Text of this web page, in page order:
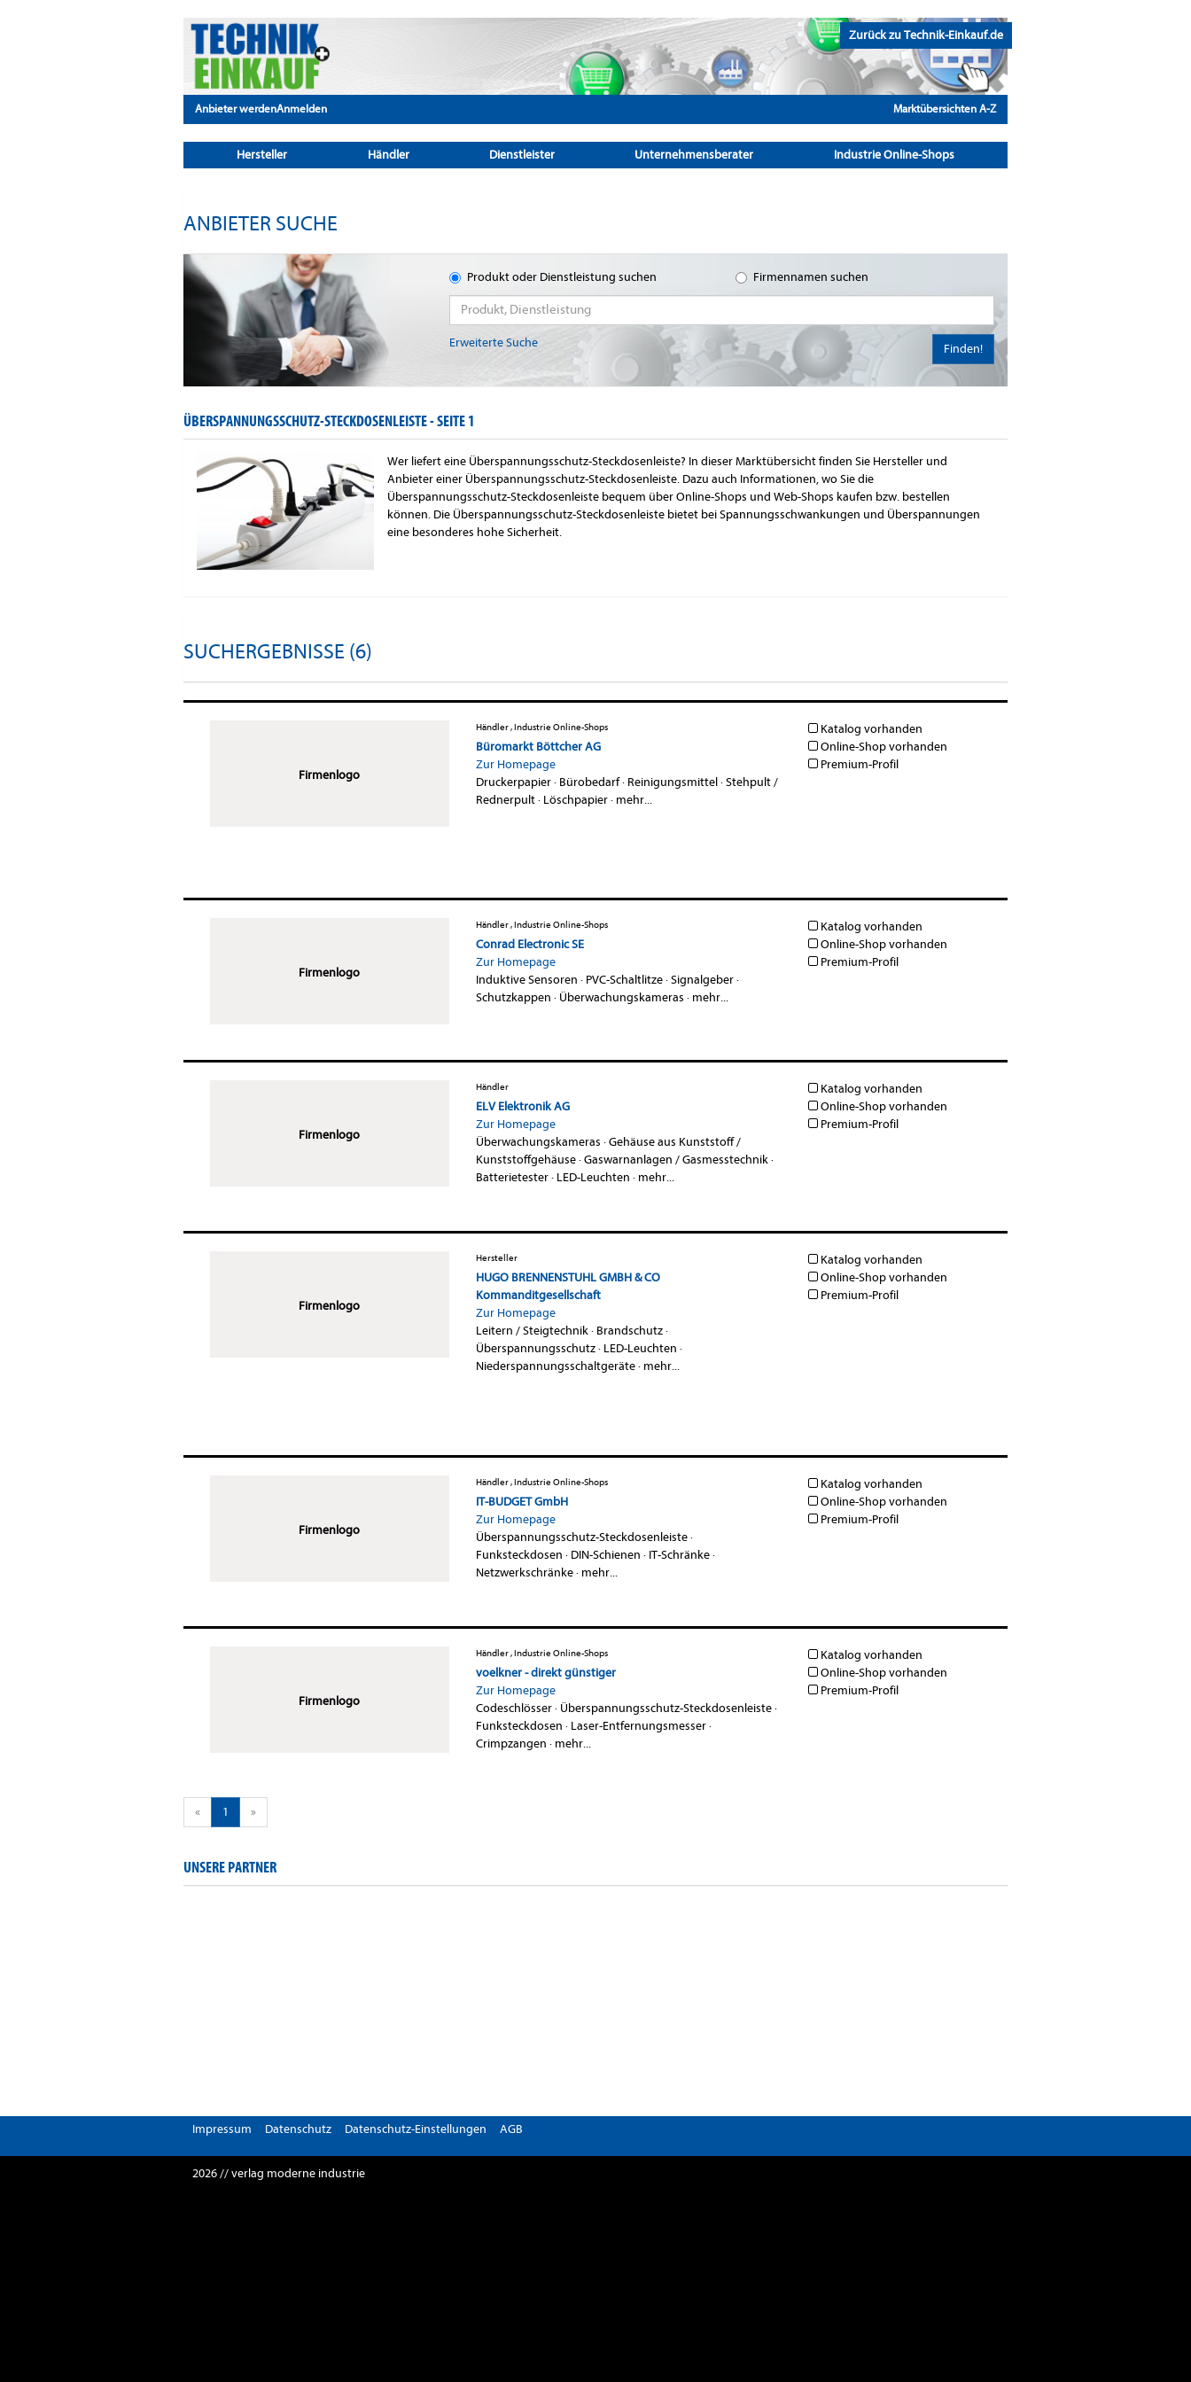
Zurück zu Technik-Einkauf.de
Anbieter werdenAnmelden Marktübersichten A-Z
Hersteller Händler Dienstleister Unternehmensberater Industrie Online-Shops
ANBIETER SUCHE
Produkt oder Dienstleistung suchen Firmennamen suchen
Erweiterte Suche Finden!
ÜBERSPANNUNGSSCHUTZ-STECKDOSENLEISTE -SEITE 1
Wer liefert eine Überspannungsschutz-Steckdosenleiste? In dieser Marktübersicht finden Sie Hersteller und
Anbieter einer Überspannungsschutz-Steckdosenleiste. Dazu auch Informationen, wo Sie die
Überspannungsschutz-Steckdosenleiste bequem über Online-Shops und Web-Shops kaufen bzw. bestellen
können. Die Überspannungsschutz-Steckdosenleiste bietet bei Spannungsschwankungen und Überspannungen
eine besonderes hohe Sicherheit.
SUCHERGEBNISSE (6)
Firmenlogo
Händler , Industrie Online-Shops
Büromarkt Böttcher AG
Zur Homepage
Druckerpapier· Bürobedarf· Reinigungsmittel·Stehpult /
Rednerpult· Löschpapier· mehr...
Katalog vorhanden
Online-Shop vorhanden
Premium-Profil
Firmenlogo
Händler , Industrie Online-Shops
Conrad Electronic SE
Zur Homepage
Induktive Sensoren · PVC-Schaltlitze·Signalgeber·
Schutzkappen · Überwachungskameras · mehr...
Katalog vorhanden
Online-Shop vorhanden
Premium-Profil
Firmenlogo
Händler
ELV Elektronik AG
Zur Homepage
Überwachungskameras ·Gehäuse aus Kunststoff /
Kunststoffgehäuse·Gaswarnanlagen / Gasmesstechnik·
Batterietester· LED-Leuchten · mehr...
Katalog vorhanden
Online-Shop vorhanden
Premium-Profil
Firmenlogo
Hersteller
HUGO BRENNENSTUHL GMBH & CO
Kommanditgesellschaft
Zur Homepage
Leitern / Steigtechnik· Brandschutz·
Überspannungsschutz· LED-Leuchten ·
Niederspannungsschaltgeräte· mehr...
Katalog vorhanden
Online-Shop vorhanden
Premium-Profil
Firmenlogo
Händler , Industrie Online-Shops
IT-BUDGET GmbH
Zur Homepage
Überspannungsschutz-Steckdosenleiste·
Funksteckdosen · DIN-Schienen · IT-Schränke·
Netzwerkschränke· mehr...
Katalog vorhanden
Online-Shop vorhanden
Premium-Profil
Firmenlogo
Händler , Industrie Online-Shops
voelkner - direkt günstiger
Zur Homepage
Codeschlösser· Überspannungsschutz-Steckdosenleiste·
Funksteckdosen · Laser-Entfernungsmesser·
Crimpzangen · mehr...
Katalog vorhanden
Online-Shop vorhanden
Premium-Profil
« 1 »
UNSERE PARTNER
Impressum Datenschutz Datenschutz-Einstellungen AGB
2026 // verlag moderne industrie